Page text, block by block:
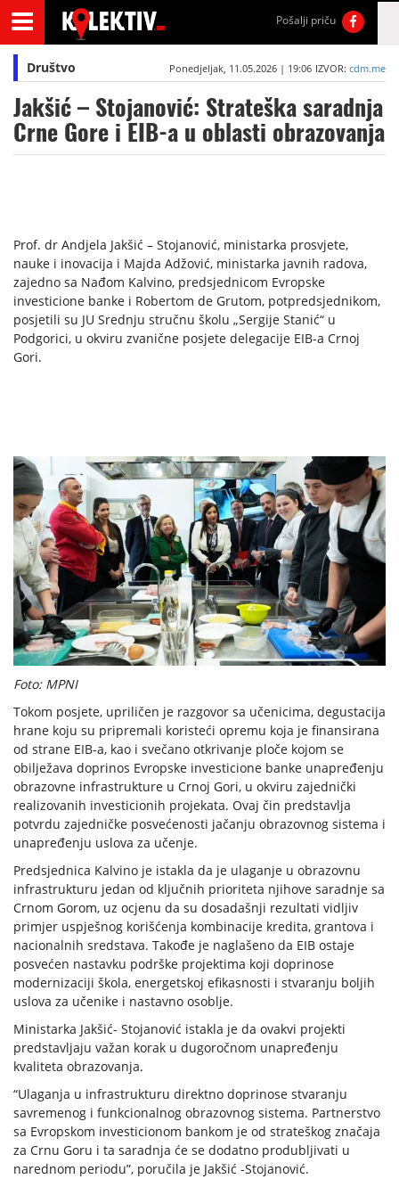
Pošalji priču
Društvo Ponedjeljak, 11.05.2026 | 19:06 IZVOR: cdm.me
Jakšić – Stojanović: Strateška saradnja
Crne Gore i EIB-a u oblasti obrazovanja
Prof. dr Andjela Jakšić – Stojanović, ministarka prosvjete,
nauke i inovacija i Majda Adžović, ministarka javnih radova,
zajedno sa Nađom Kalvino, predsjednicom Evropske
investicione banke i Robertom de Grutom, potpredsjednikom,
posjetili su JU Srednju stručnu školu „Sergije Stanić“ u
Podgorici, u okviru zvanične posjete delegacije EIB-a Crnoj
Gori.
Foto: MPNI
Tokom posjete, upriličen je razgovor sa učenicima, degustacija
hrane koju su pripremali koristeći opremu koja je finansirana
od strane EIB-a, kao i svečano otkrivanje ploče kojom se
obilježava doprinos Evropske investicione banke unapređenju
obrazovne infrastrukture u Crnoj Gori, u okviru zajednički
realizovanih investicionih projekata. Ovaj čin predstavlja
potvrdu zajedničke posvećenosti jačanju obrazovnog sistema i
unapređenju uslova za učenje.
Predsjednica Kalvino je istakla da je ulaganje u obrazovnu
infrastrukturu jedan od ključnih prioriteta njihove saradnje sa
Crnom Gorom, uz ocjenu da su dosadašnji rezultati vidljiv
primjer uspješnog korišćenja kombinacije kredita, grantova i
nacionalnih sredstava. Takođe je naglašeno da EIB ostaje
posvećen nastavku podrške projektima koji doprinose
modernizaciji škola, energetskoj efikasnosti i stvaranju boljih
uslova za učenike i nastavno osoblje.
Ministarka Jakšić- Stojanović istakla je da ovakvi projekti
predstavljaju važan korak u dugoročnom unapređenju
kvaliteta obrazovanja.
“Ulaganja u infrastrukturu direktno doprinose stvaranju
savremenog i funkcionalnog obrazovnog sistema. Partnerstvo
sa Evropskom investicionom bankom je od strateškog značaja
za Crnu Goru i ta saradnja će se dodatno produbljivati u
narednom periodu”, poručila je Jakšić -Stojanović.